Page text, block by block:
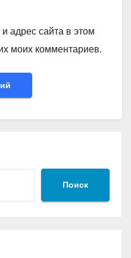
адрес сайта в этом
моих комментариев.
Поиск